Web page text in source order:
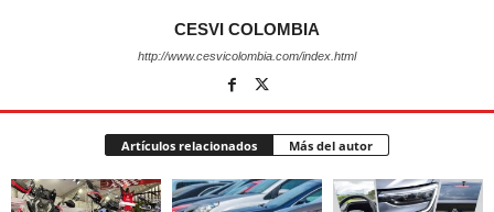
CESVI COLOMBIA
http://www.cesvicolombia.com/index.html
Artículos relacionados Más del autor